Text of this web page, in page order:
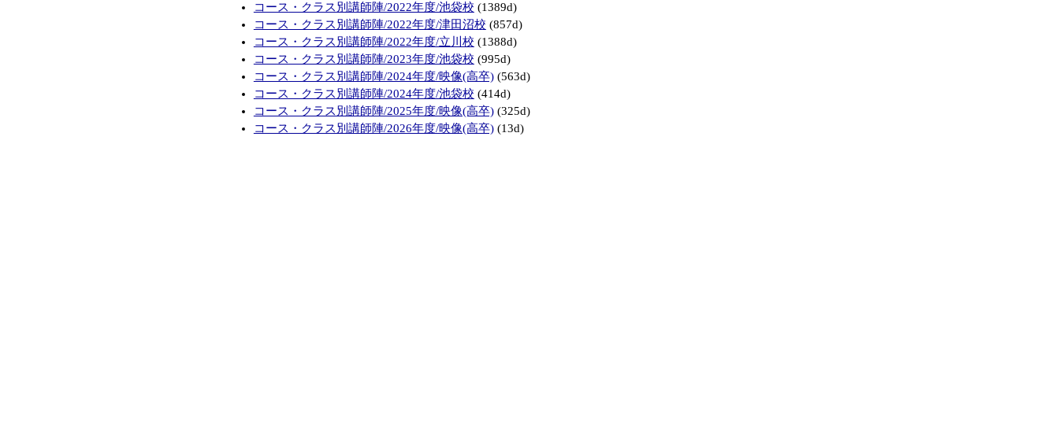
コース・クラス別講師陣/2022年度/池袋校 (1389d)
コース・クラス別講師陣/2022年度/津田沼校 (857d)
コース・クラス別講師陣/2022年度/立川校 (1388d)
コース・クラス別講師陣/2023年度/池袋校 (995d)
コース・クラス別講師陣/2024年度/映像(高卒)(563d)
コース・クラス別講師陣/2024年度/池袋校 (414d)
コース・クラス別講師陣/2025年度/映像(高卒)(325d)
コース・クラス別講師陣/2026年度/映像(高卒)(13d)